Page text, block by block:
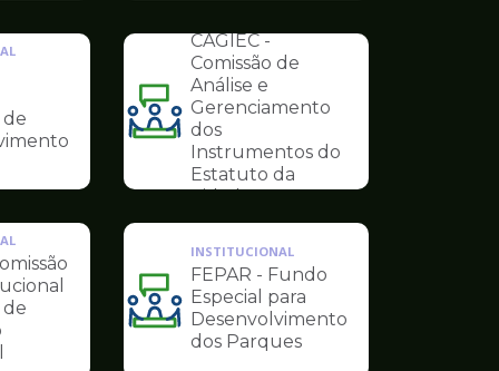
de
Conselhos
Ilustração
da
pagina
de
Conselhos
CAGIEC -
Comissão de
Análise e
Gerenciamento
dos
Instrumentos do
Estatuto da
Cidade
Ilustração
da
INSTITUCIONAL
FEPAR - Fundo
Especial para
Desenvolvimento
dos Parques